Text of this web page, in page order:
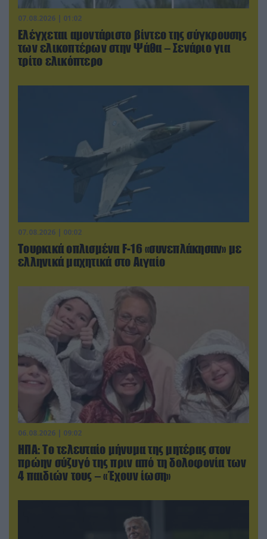
07.08.2026 | 01:02
Ελέγχεται αμοντάριστο βίντεο της σύγκρουσης
των ελικοπτέρων στην Ψάθα – Σενάριο για
τρίτο ελικόπτερο
07.08.2026 | 00:02
Τουρκικά οπλισμένα F-16 «συνεπλάκησαν» με
ελληνικά μαχητικά στο Αιγαίο
06.08.2026 | 09:02
ΗΠΑ: Το τελευταίο μήνυμα της μητέρας στον
πρώην σύζυγό της πριν από τη δολοφονία των
4 παιδιών τους – «Έχουν ίωση»